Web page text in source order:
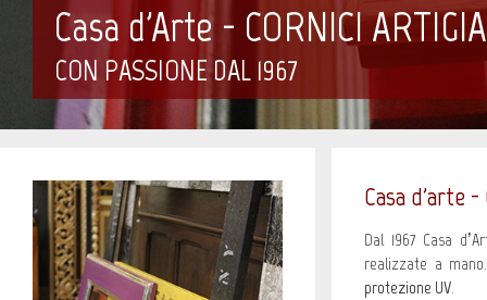
Casa d'Arte - CORNICI
CON PASSIONE DAL 1967
Casa d'arte
Dal 1967 Casa
realizzate a
protezione UV.